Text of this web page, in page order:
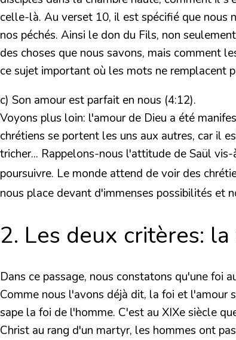
celle-là. Au verset 10, il est spécifié que nous
nos péchés. Ainsi le don du Fils, non
des choses que nous savons, mais comment
ce sujet important où les mots ne remplacent
c) Son amour est parfait en nous (4:12).
Voyons plus loin: l'amour de Dieu a été
chrétiens se portent les uns aux autres, car il
tricher... Rappelons-nous l'attitude de Saül
poursuivre. Le monde attend de voir des
nous place devant d'immenses possibilités et
2. Les deux critères:
Dans ce passage, nous constatons qu'une foi
Comme nous l'avons déjà dit, la foi et l'amour
sape la foi de l'homme. C'est au XIXe siècle
Christ au rang d'un martyr, les hommes ont